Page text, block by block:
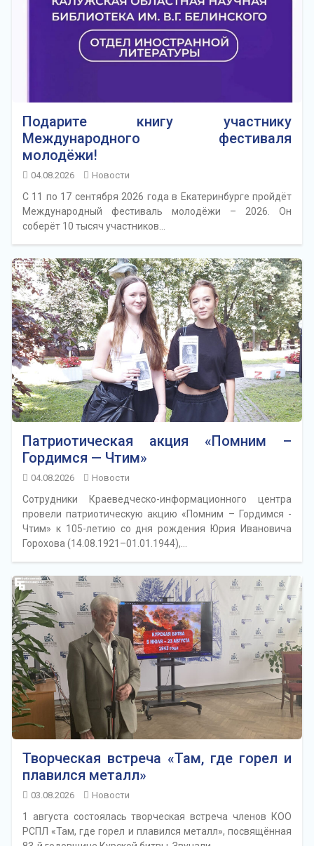
Подарите книгу участнику
Международного фестиваля
молодёжи!
04.08.2026 Новости
С 11 по 17 сентября 2026 года в Екатеринбурге пройдёт
Международный фестиваль молодёжи – 2026. Он
соберёт 10 тысяч участников…
Патриотическая акция «Помним –
Гордимся — Чтим»
04.08.2026 Новости
Сотрудники Краеведческо-информационного центра
провели патриотическую акцию «Помним – Гордимся -
Чтим» к 105-летию со дня рождения Юрия Ивановича
Горохова (14.08.1921–01.01.1944),…
Творческая встреча «Там, где горел и
плавился металл»
03.08.2026 Новости
1 августа состоялась творческая встреча членов КОО
РСПЛ «Там, где горел и плавился металл», посвящённая